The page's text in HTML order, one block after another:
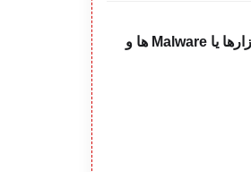
معرفی بدافزارها یا Malware ها و